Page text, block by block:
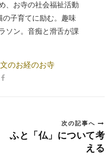
、お寺の社会福祉活動
の子育てに励む。趣味
ソン。音痴と滑舌が課
のお経のお寺
次の記事へ
ふと「仏」について考
える